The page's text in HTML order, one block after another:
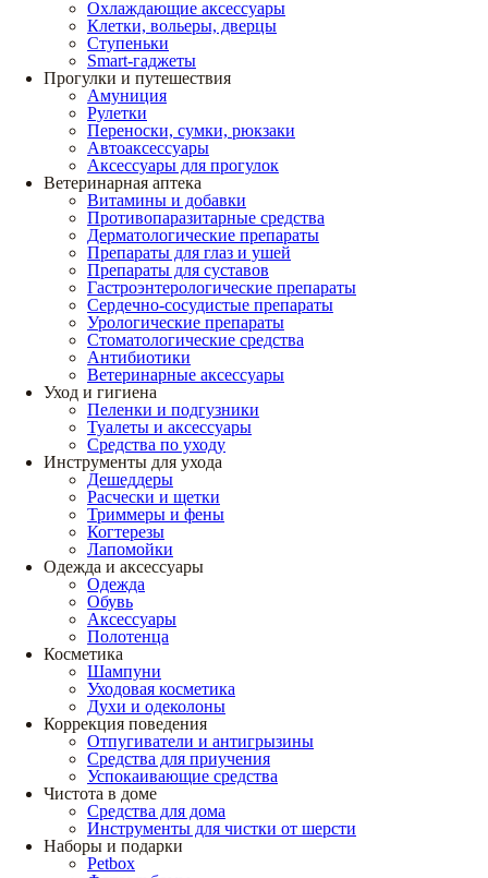
Охлаждающие аксессуары
Клетки, вольеры, дверцы
Ступеньки
Smart-гаджеты
Прогулки и путешествия
Амуниция
Рулетки
Переноски, сумки, рюкзаки
Автоаксессуары
Аксессуары для прогулок
Ветеринарная аптека
Витамины и добавки
Противопаразитарные средства
Дерматологические препараты
Препараты для глаз и ушей
Препараты для суставов
Гастроэнтерологические препараты
Сердечно-сосудистые препараты
Урологические препараты
Стоматологические средства
Антибиотики
Ветеринарные аксессуары
Уход и гигиена
Пеленки и подгузники
Туалеты и аксессуары
Средства по уходу
Инструменты для ухода
Дешеддеры
Расчески и щетки
Триммеры и фены
Когтерезы
Лапомойки
Одежда и аксессуары
Одежда
Обувь
Аксессуары
Полотенца
Косметика
Шампуни
Уходовая косметика
Духи и одеколоны
Коррекция поведения
Отпугиватели и антигрызины
Средства для приучения
Успокаивающие средства
Чистота в доме
Средства для дома
Инструменты для чистки от шерсти
Наборы и подарки
Petbox